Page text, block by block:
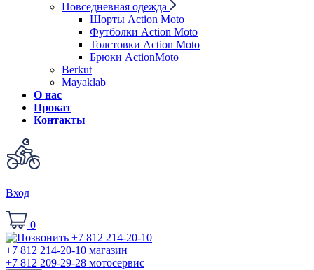
Повседневная одежда
Шорты Action Moto
Футболки Action Moto
Толстовки Action Moto
Брюки ActionMoto
Berkut
Mayaklab
О нас
Прокат
Контакты
Вход
0
+7 812 214-20-10 магазин
+7 812 209-29-28 мотосервис